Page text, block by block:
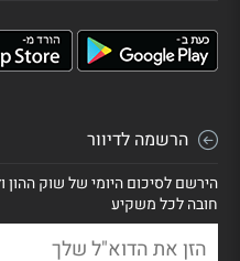
הרשמה לדיוור
הירשם לסיכום היומי של שוק ההון
חובה לכל משקיע